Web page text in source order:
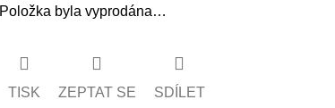
Položka byla vyprodána…
TISK ZEPTAT SE SDÍLET